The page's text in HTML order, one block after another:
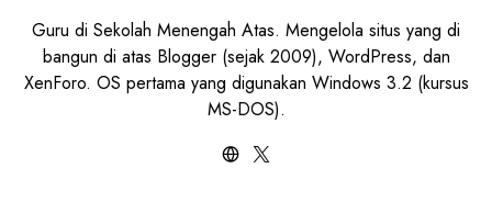
Guru di Sekolah Menengah Atas. Mengelola situs yang di
bangun di atas Blogger (sejak 2009), WordPress, dan
XenForo. OS pertama yang digunakan Windows 3.2 (kursus
MS-DOS).